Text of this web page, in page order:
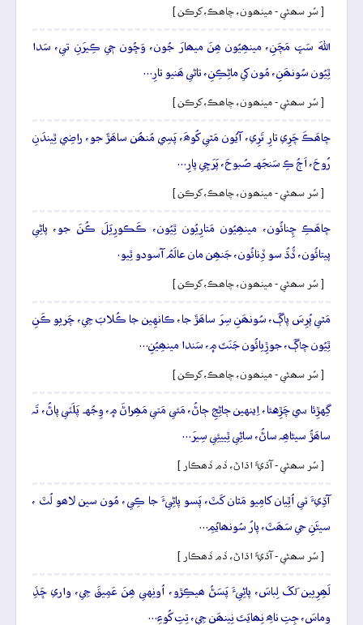
[ سُر سھڻي - مينھون، چاھڪ، کرڪن ]
اللهَ سَڀَ مَچَنِ، مينھِيُون ھِنَ ميھارَ جُون، وَڇُون جٖي ڪِيرَنِ تي، سَدا
ٿِيُون سُونھَنِ، مُون کي ماڻِڪِنِ، تاڻي ھَنيو تارِ…
[ سُر سھڻي - مينھون، چاھڪ، کرڪن ]
چاھَڪَ چَرِي تارِ تَرِي، آيُون مَٿي کُوھَ، پَسِي مُنھُن ساھَڙَ جو، راضِي ٿِيندَنِ
رُوحَ، اَڄُ ڪِ سَنجَهہ صُبوحَ، پَرَچِي پارِ…
[ سُر سھڻي - مينھون، چاھڪ، کرڪن ]
چاھَڪِ چِنائُون، مينھِيُون مَتارِيُون ٿِيُون، ڪَڪورِيَلَ ڪُنَ جو، پاڻِي
پيتائُون، ڏُڌُ سو ڏِنائُون، جَنھِن مان عالَمُ آسودو ٿِيو.
[ سُر سھڻي - مينھون، چاھڪ، کرڪن ]
مَٿي پُرِسَ پاڳَ، سُونھَنِ سِرَ ساھَڙَ جا، ڪانهِين جا ڪُلابَ جِي، چَريو ڪَنِ
ٿِيُون چاڳَ، جوڙِيائُون جَنَتَ ۾، سَندا مينھِيُنِ…
[ سُر سھڻي - مينھون، چاھڪ، کرڪن ]
گِهڙِئا سي چَڙِهئا، اِينهين ڄاڻِجِ ڄاڻُ، مَئي مَتي مَھِراڻَ ۾، وِجُهہ پَلَٽي پاڻُ، تَہ
ساھَڙُ سيڻاھِہ ساڻُ، ساڻِي ٿِييئِي سِيرَ…
[ سُر سھڻي - آڌيءَ اڌاڻ، ڏم ڏھڪار ]
آڌِيءَ تي اُٿِيان کامِيو مَٿان کَٽَ، پَسو پاڻِيءَ جا ڪِي، مُون سين لاھو لُٽَ ،
سيڻَنِ جي سَھَٽَ، پارُ سُونھايُمِ…
[ سُر سھڻي - آڌيءَ اڌاڻ، ڏم ڏھڪار ]
لَھِرِيين لَکَ لِباسَ، پاڻِيءَ پَسَڻُ ھيڪِڙو، اُونِهي ھِنَ عَمِيقَ جِي، واري ڇَڏِ
وِماسَ، جِتِ ناھِ نِھايَتَ نِينھَن جِي، تِتِ کُوءِ…